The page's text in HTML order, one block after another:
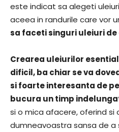
este indicat sa alegeti
aceea in randurile care vor
sa faceti singuri uleiuri
Crearea uleiurilor
dificil, ba chiar se va
si foarte interesanta de
bucura un timp
si o mica afacere, oferind si
dumneavoastra sansa de a